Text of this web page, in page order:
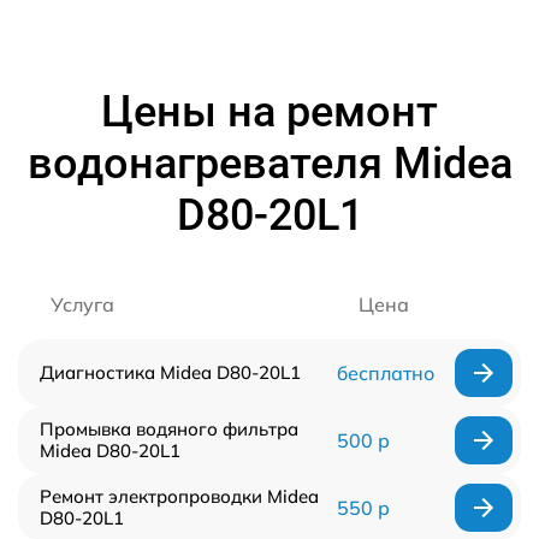
Цены на ремонт
водонагревателя Midea
D80-20L1
Услуга Цена
Диагностика Midea D80-20L1 бесплатно
Промывка водяного фильтра
Midea D80-20L1
500 р
Ремонт электропроводки Midea
D80-20L1
550 р